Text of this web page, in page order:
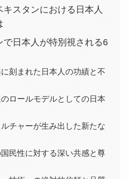
キスタンにおける日本人
で日本人が特別視される6
刻まれた日本人の功績と不
ロールモデルとしての日本
チャーが生み出した新たな
民性に対する深い共感と尊